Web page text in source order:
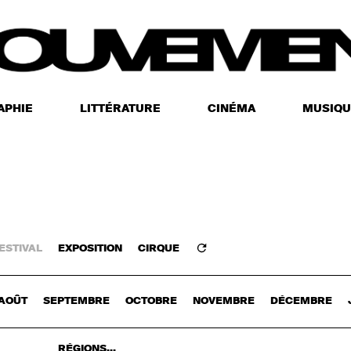
LITTÉRATURE CINÉMA
VOUS
EXPOSITION CIRQUE
SEPTEMBRE OCTOBRE NOVEMBRE DÉCEMBRE